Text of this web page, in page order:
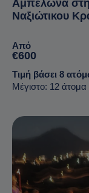
Αμπελώνα
Ναξιώτικου
Από
€600
Τιμή βάσει 8
Μέγιστο: 12 άτομα